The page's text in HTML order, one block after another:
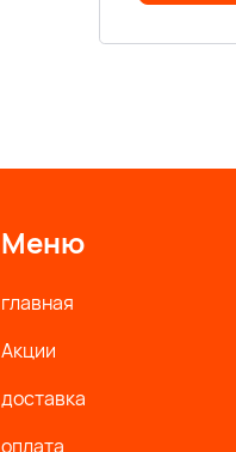
Меню
главная
Акции
доставка
оплата